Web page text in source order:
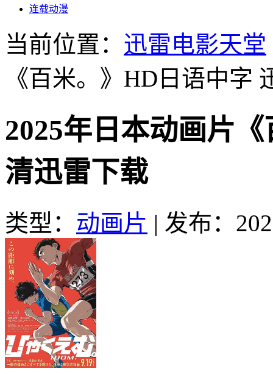
连载动漫
当前位置： 迅雷电影天堂
《百米。》HD日语中字
2025年日本动画片
清迅雷下载
类型： 动画片 | 发布：